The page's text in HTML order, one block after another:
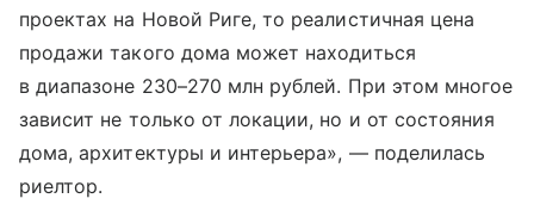
проектах на Новой Риге, то реалистичная цена
продажи такого дома может находиться
в диапазоне 230–270 млн рублей. При этом многое
зависит не только от локации, но и от состояния
дома, архитектуры и интерьера», — поделилась
риелтор.